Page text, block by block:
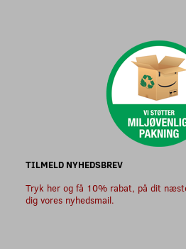
TILMELD NYHEDSBREV
Tryk her og få 10% rabat, på dit
dig vores nyhedsmail.